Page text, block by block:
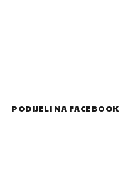
PODIJELI NA FACEBOOK